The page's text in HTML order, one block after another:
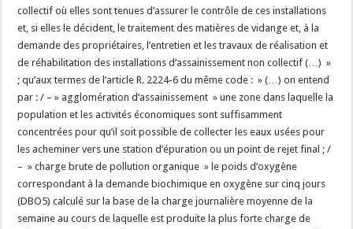
collectif où elles sont tenues d’assurer le contrôle de ces installations
et, si elles le décident, le traitement des matières de vidange et, à la
demande des propriétaires, l’entretien et les travaux de réalisation et
de réhabilitation des installations d’assainissement non collectif (…) »
; qu’aux termes de l’article R. 2224-6 du même code : » (…) on entend
par : / – » agglomération d’assainissement » une zone dans laquelle la
population et les activités économiques sont suffisamment
concentrées pour qu’il soit possible de collecter les eaux usées pour
les acheminer vers une station d’épuration ou un point de rejet final ; /
– » charge brute de pollution organique » le poids d’oxygène
correspondant à la demande biochimique en oxygène sur cinq jours
(DBO5) calculé sur la base de la charge journalière moyenne de la
semaine au cours de laquelle est produite la plus forte charge de